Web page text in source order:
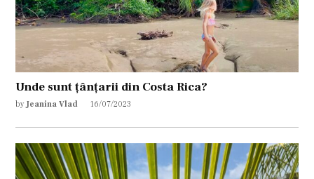
Unde sunt țânțarii din Costa Rica?
by Jeanina Vlad 16/07/2023